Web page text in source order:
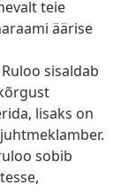
teie
äärise
sisaldab
lisaks on
sobib